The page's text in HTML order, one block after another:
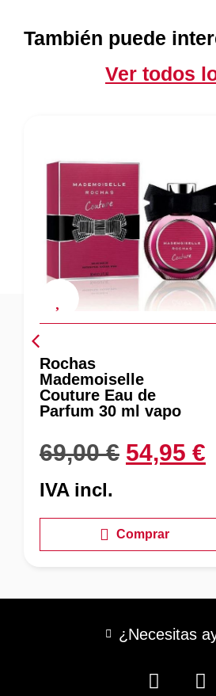
También puede
Ver todos
Femme
Rose 100
¿Necesitas